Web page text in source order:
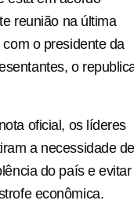
reunião na última
o presidente da
o
oficial, os líderes
a necessidade de
do país e
econômica.